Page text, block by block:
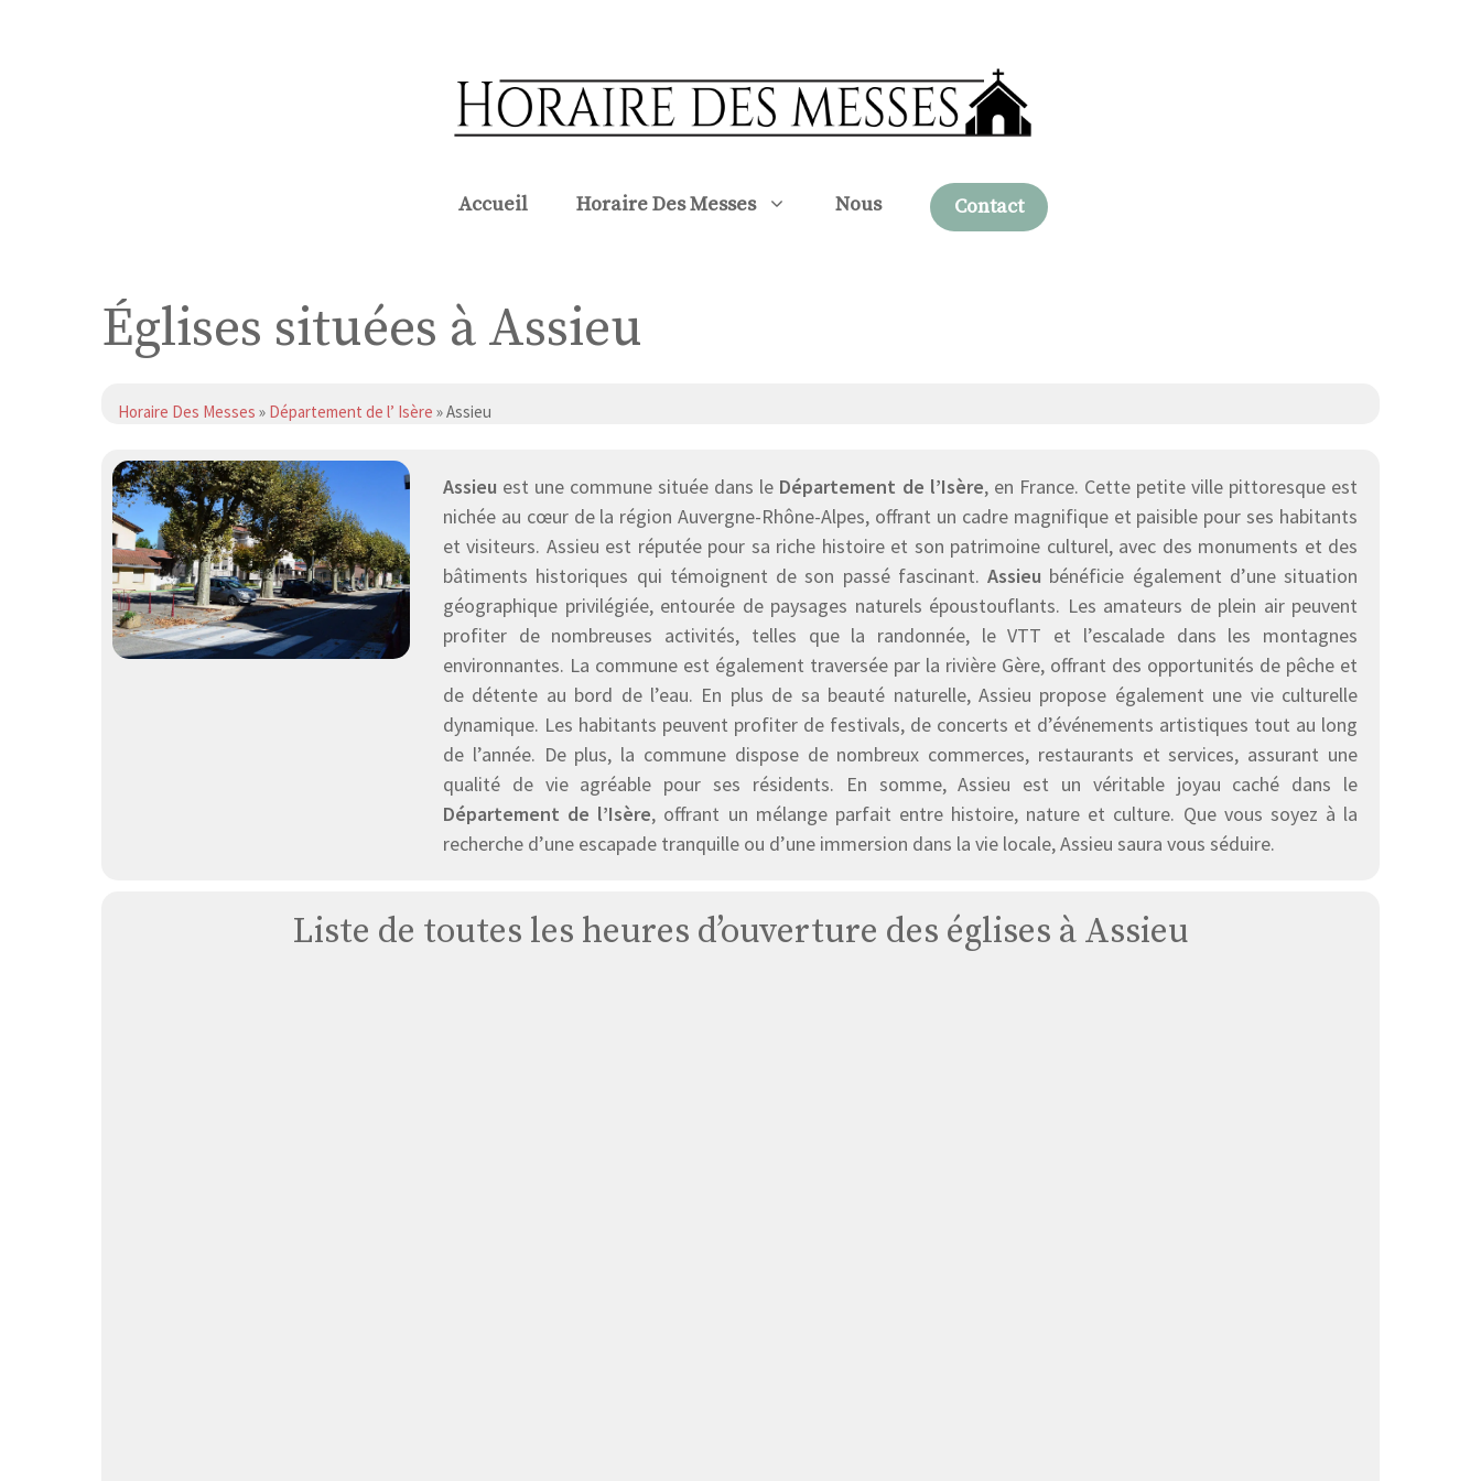
Accueil Horaire Des Messes Nous Contact
Églises situées à Assieu
Horaire Des Messes » Département de l’ Isère » Assieu
Assieu est une commune située dans le Département de l’Isère, en France. Cette petite ville pittoresque est
nichée au cœur de la région Auvergne-Rhône-Alpes, offrant un cadre magnifique et paisible pour ses habitants
et visiteurs. Assieu est réputée pour sa riche histoire et son patrimoine culturel, avec des monuments et des
bâtiments historiques qui témoignent de son passé fascinant. Assieu bénéficie également d’une situation
géographique privilégiée, entourée de paysages naturels époustouflants. Les amateurs de plein air peuvent
profiter de nombreuses activités, telles que la randonnée, le VTT et l’escalade dans les montagnes
environnantes. La commune est également traversée par la rivière Gère, offrant des opportunités de pêche et
de détente au bord de l’eau. En plus de sa beauté naturelle, Assieu propose également une vie culturelle
dynamique. Les habitants peuvent profiter de festivals, de concerts et d’événements artistiques tout au long
de l’année. De plus, la commune dispose de nombreux commerces, restaurants et services, assurant une
qualité de vie agréable pour ses résidents. En somme, Assieu est un véritable joyau caché dans le
Département de l’Isère, offrant un mélange parfait entre histoire, nature et culture. Que vous soyez à la
recherche d’une escapade tranquille ou d’une immersion dans la vie locale, Assieu saura vous séduire.
Liste de toutes les heures d’ouverture des églises à Assieu